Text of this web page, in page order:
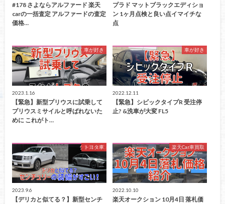
#178 さよならアルファード 楽天
carの一括査定 アルファードの査定
価格…
プラド マットブラックエディショ
ン 1ヶ月点検と良い点イマイチな
点
車が好き
2023.1.16
【緊急】新型プリウスに試乗して
プリウスミサイルと呼ばれないた
めに これがト…
車が好き
2022.12.11
【緊急】シビックタイプR 受注停
止? &洗車が大変 FL5
トヨタ車
2023.9.6
【デリカと似てる？】新型センチ
楽天Car車買取
2022.10.10
楽天オークション 10月4日 落札価